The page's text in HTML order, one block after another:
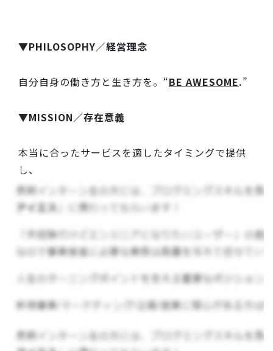
▼PHILOSOPHY／経営理念
自分自身の働き方と生き方を。 “BE AWESOME.”
▼MISSION／存在意義
本当に合ったサービスを適したタイミングで提供
し、
マーケティング・営業・働き方の概念を変える。
▼VISION／目指す方向性
マーケティング・営業マン・受講生の価値を上げ
▼VALUE／守る価値観